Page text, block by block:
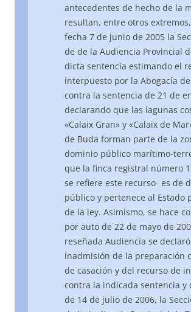
antecedentes de hecho de la
resultan, entre otros
fecha 7 de junio de 2005 la
de de la Audiencia Provincial
dicta sentencia estimando el
interpuesto por la Abogacía
contra la sentencia de 21 de
declarando que las lagunas
«Calaix Gran» y «Calaix de
de Buda forman parte de la
dominio público marítimo-
que la finca registral número
se refiere este recurso- es de
público y pertenece al Estado
de la ley. Asimismo, se hace
por auto de 22 de mayo de
reseñada Audiencia se
inadmisión de la preparación
de casación y del recurso de
contra la indicada sentencia y
de 14 de julio de 2006, la